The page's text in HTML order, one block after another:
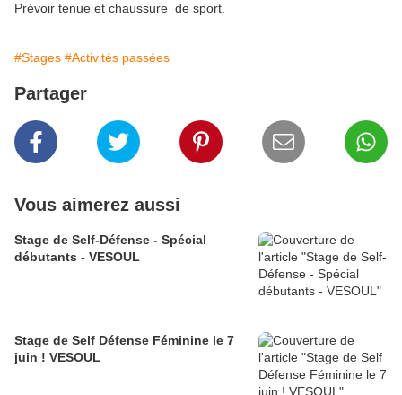
Prévoir tenue et chaussure de sport.
#Stages #Activités passées
Partager
Vous aimerez aussi
Stage de Self-Défense - Spécial
débutants - VESOUL
Stage de Self Défense Féminine le 7
juin ! VESOUL